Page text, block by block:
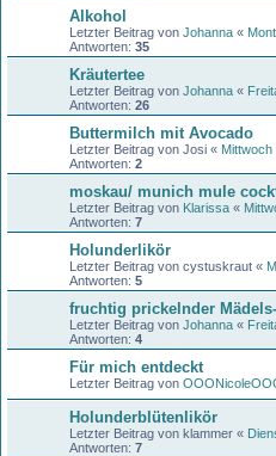
Alkohol
Letzter Beitrag von Johanna «
Antworten: 35
Kräutertee
Letzter Beitrag von Johanna «
Antworten: 26
Buttermilch mit Avocado
Letzter Beitrag von Josi « Mittwoch
Antworten: 2
moskau/ munich mule
Letzter Beitrag von Klarissa «
Antworten: 7
Holunderlikör
Letzter Beitrag von cystuskraut «
Antworten: 5
fruchtig prickelnder
Letzter Beitrag von Johanna «
Antworten: 4
Für mich entdeckt
Letzter Beitrag von
Holunderblütenlikör
Letzter Beitrag von klammer «
Antworten: 7